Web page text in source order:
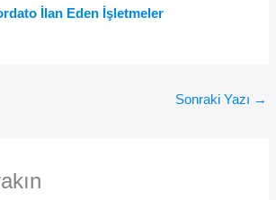
İlan Eden İşletmeler
Sonraki Yazı →